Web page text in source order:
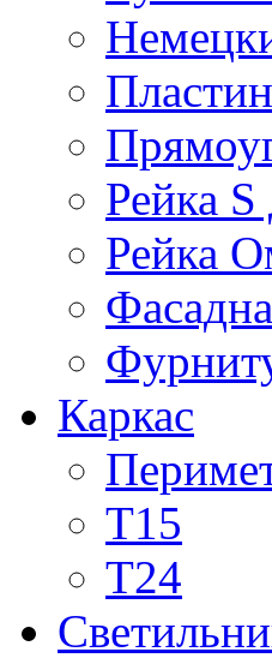
Рейка S
Рейка
Каркас
Т15
Т24